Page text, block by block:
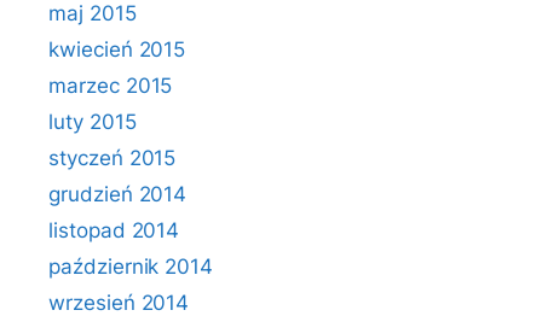
maj 2015
kwiecień 2015
marzec 2015
luty 2015
styczeń 2015
grudzień 2014
listopad 2014
październik 2014
wrzesień 2014